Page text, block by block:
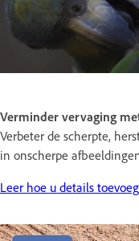
Verminder vervaging
Verbeter de scherpte,
in onscherpe
Leer hoe u details